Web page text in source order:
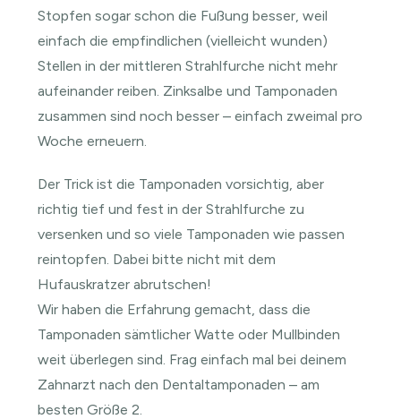
Stopfen sogar schon die Fußung besser, weil
einfach die empfindlichen (vielleicht wunden)
Stellen in der mittleren Strahlfurche nicht mehr
aufeinander reiben. Zinksalbe und Tamponaden
zusammen sind noch besser – einfach zweimal pro
Woche erneuern.
Der Trick ist die Tamponaden vorsichtig, aber
richtig tief und fest in der Strahlfurche zu
versenken und so viele Tamponaden wie passen
reintopfen. Dabei bitte nicht mit dem
Hufauskratzer abrutschen!
Wir haben die Erfahrung gemacht, dass die
Tamponaden sämtlicher Watte oder Mullbinden
weit überlegen sind. Frag einfach mal bei deinem
Zahnarzt nach den Dentaltamponaden – am
besten Größe 2.